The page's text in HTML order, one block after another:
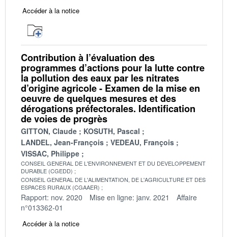
Accéder à la notice
Contribution à l’évaluation des
programmes d’actions pour la lutte contre
la pollution des eaux par les nitrates
d’origine agricole - Examen de la mise en
oeuvre de quelques mesures et des
dérogations préfectorales. Identification
de voies de progrès
GITTON, Claude
KOSUTH, Pascal
LANDEL, Jean-François
VEDEAU, François
VISSAC, Philippe
CONSEIL GENERAL DE L'ENVIRONNEMENT ET DU DEVELOPPEMENT
DURABLE (CGEDD)
CONSEIL GENERAL DE L'ALIMENTATION, DE L'AGRICULTURE ET DES
ESPACES RURAUX (CGAAER)
Rapport: nov. 2020 Mise en ligne: janv. 2021
Affaire
n°013362-01
Accéder à la notice